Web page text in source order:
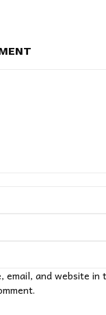
email, and website